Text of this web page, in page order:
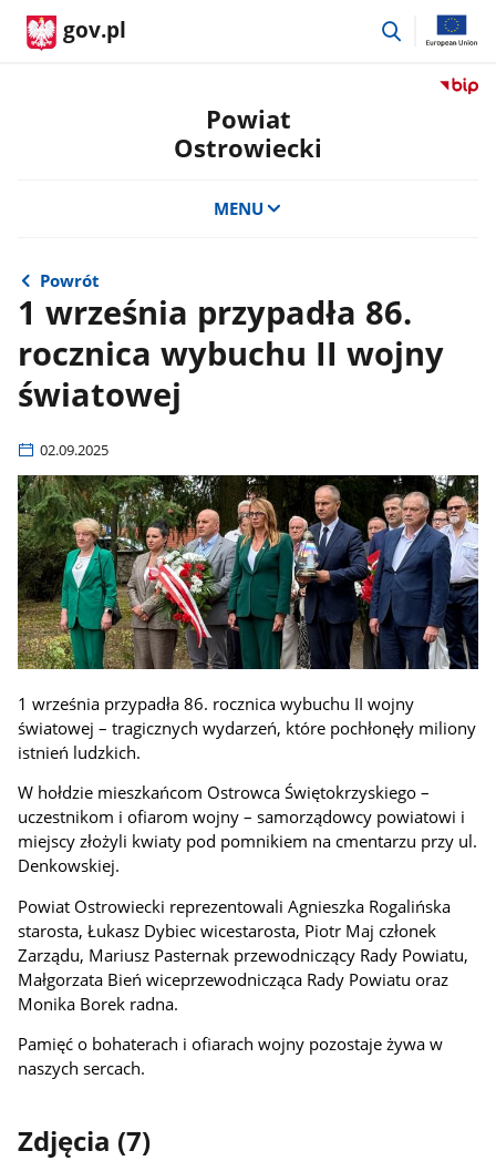
gov.pl
przejdź
Przejdź
Powiat
Ostrowiecki
MENU
Powrót
1 września przypadła 86.
rocznica wybuchu II wojny
światowej
02.09.2025
1 września przypadła 86. rocznica wybuchu II wojny
światowej – tragicznych wydarzeń, które pochłonęły miliony
istnień ludzkich.
W hołdzie mieszkańcom Ostrowca Świętokrzyskiego –
uczestnikom i ofiarom wojny – samorządowcy powiatowi i
miejscy złożyli kwiaty pod pomnikiem na cmentarzu przy ul.
Denkowskiej.
Powiat Ostrowiecki reprezentowali Agnieszka Rogalińska
starosta, Łukasz Dybiec wicestarosta, Piotr Maj członek
Zarządu, Mariusz Pasternak przewodniczący Rady Powiatu,
Małgorzata Bień wiceprzewodnicząca Rady Powiatu oraz
Monika Borek radna.
Pamięć o bohaterach i ofiarach wojny pozostaje żywa w
naszych sercach.
Zdjęcia (7)